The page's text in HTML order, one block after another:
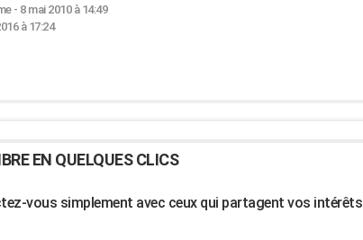
- 8 mai 2010 à 14:49
à 17:24
EN QUELQUES CLICS
vous simplement avec ceux qui partagent vos intérêts